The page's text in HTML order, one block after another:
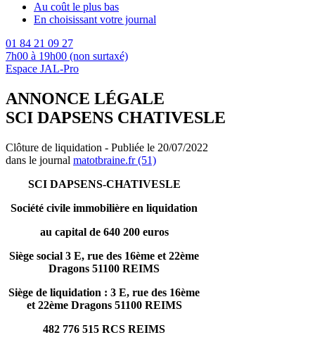
Au coût le plus bas
En choisissant votre journal
01 84 21 09 27
7h00 à 19h00 (non surtaxé)
Espace JAL-Pro
ANNONCE LÉGALE
SCI DAPSENS CHATIVESLE
Clôture de liquidation - Publiée le 20/07/2022
dans le journal matotbraine.fr (51)
SCI DAPSENS-CHATIVESLE
Société civile immobilière en liquidation
au capital de 640 200 euros
Siège social 3 E, rue des 16ème et 22ème
Dragons 51100 REIMS
Siège de liquidation : 3 E, rue des 16ème
et 22ème Dragons 51100 REIMS
482 776 515 RCS REIMS